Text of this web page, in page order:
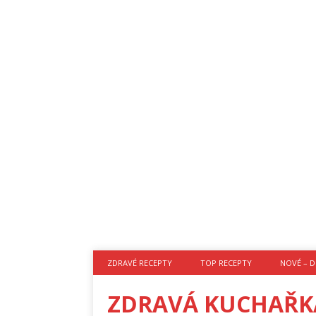
ZDRAVÉ RECEPTY TOP RECEPTY NOVÉ –
ZDRAVÁ